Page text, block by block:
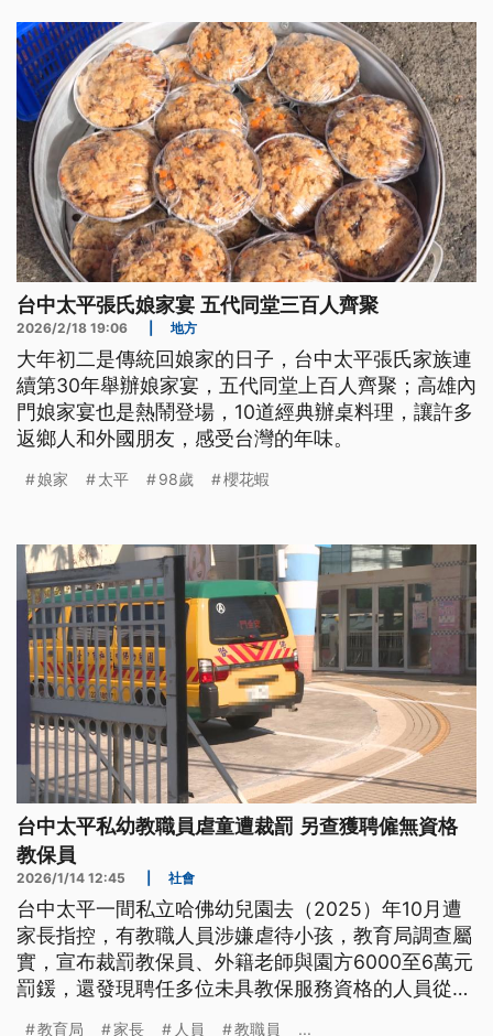
台中太平張氏娘家宴 五代同堂三百人齊聚
2026/2/18 19:06 地方
大年初二是傳統回娘家的日子，台中太平張氏家族連
續第30年舉辦娘家宴，五代同堂上百人齊聚；高雄內
門娘家宴也是熱鬧登場，10道經典辦桌料理，讓許多
返鄉人和外國朋友，感受台灣的年味。
娘家 太平 98歲 櫻花蝦
台中太平私幼教職員虐童遭裁罰 另查獲聘僱無資格
教保員
2026/1/14 12:45 社會
台中太平一間私立哈佛幼兒園去（2025）年10月遭
家長指控，有教職人員涉嫌虐待小孩，教育局調查屬
實，宣布裁罰教保員、外籍老師與園方6000至6萬元
罰鍰，還發現聘任多位未具教保服務資格的人員從事
教育局 家長 人員 教職員 ...